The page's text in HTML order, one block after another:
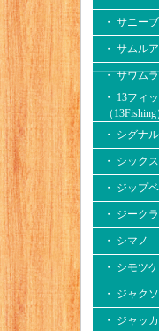
・ サニー
・ サムル
・ サワムラ
・ 13フィ
（13Fishing
・ シグナル
・ シック
・ ジップ
・ ジーク
・ シマノ
・ シモツケ
・ ジャク
・ ジャッ